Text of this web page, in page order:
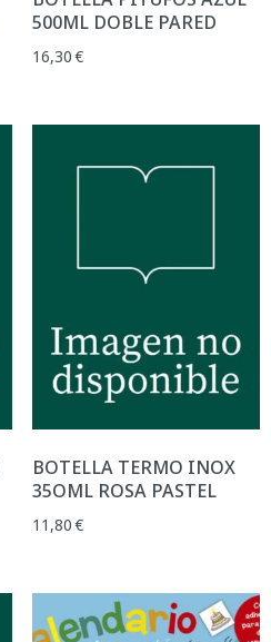
500ML DOBLE PARED
16,30€
BOTELLA TERMO INOX
35OML ROSA PASTEL
11,80€